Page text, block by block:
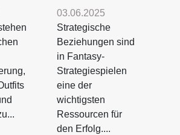
03.06.2025
Strategische
Beziehungen sind
in Fantasy-
Strategiespielen
eine der
wichtigsten
Ressourcen für
den Erfolg....